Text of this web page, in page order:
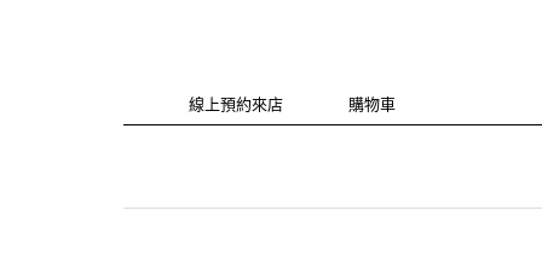
線上預約來店 購物車